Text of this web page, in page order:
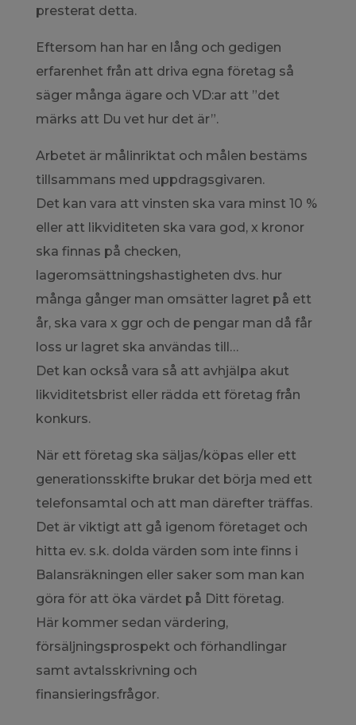
presterat detta.
Eftersom han har en lång och gedigen
erfarenhet från att driva egna företag så
säger många ägare och VD:ar att ”det
märks att Du vet hur det är”.
Arbetet är målinriktat och målen bestäms
tillsammans med uppdragsgivaren.
Det kan vara att vinsten ska vara minst 10 %
eller att likviditeten ska vara god, x kronor
ska finnas på checken,
lageromsättningshastigheten dvs. hur
många gånger man omsätter lagret på ett
år, ska vara x ggr och de pengar man då får
loss ur lagret ska användas till…
Det kan också vara så att avhjälpa akut
likviditetsbrist eller rädda ett företag från
konkurs.
När ett företag ska säljas/köpas eller ett
generationsskifte brukar det börja med ett
telefonsamtal och att man därefter träffas.
Det är viktigt att gå igenom företaget och
hitta ev. s.k. dolda värden som inte finns i
Balansräkningen eller saker som man kan
göra för att öka värdet på Ditt företag.
Här kommer sedan värdering,
försäljningsprospekt och förhandlingar
samt avtalsskrivning och
finansieringsfrågor.